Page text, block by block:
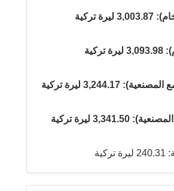
تركية
3,244.17 ليرة تركية
ليرة تركية